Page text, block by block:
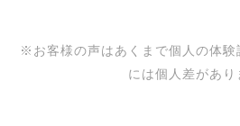
※お客様の声はあくまで個人の体験
には個人差があり